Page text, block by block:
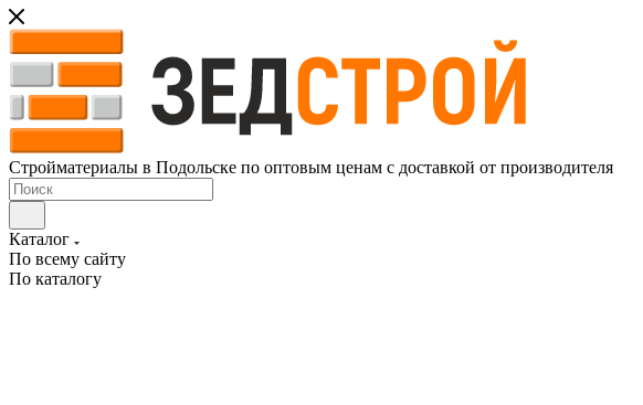
Стройматериалы в Подольске по оптовым ценам с доставкой от производителя
Каталог
По всему сайту
По каталогу